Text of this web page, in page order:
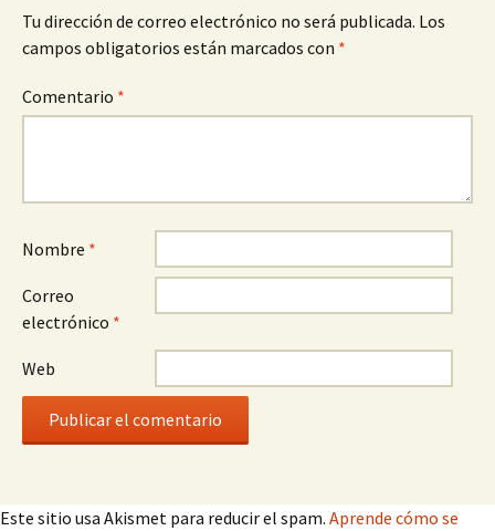
Tu dirección de correo electrónico no será publicada. Los
campos obligatorios están marcados con *
Comentario *
Nombre *
Correo
electrónico *
Web
Este sitio usa Akismet para reducir el spam. Aprende cómo se